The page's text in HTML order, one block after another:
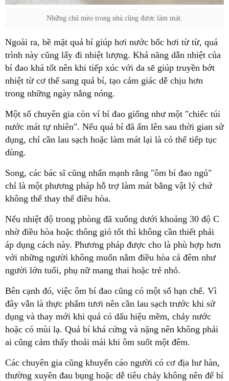
Những chú mèo trong nhà cũng được làm mát.
Ngoài ra, bề mặt quả bí giúp hơi nước bốc hơi từ từ, quá
trình này cũng lấy đi nhiệt lượng. Khả năng dẫn nhiệt của
bí đao khá tốt nên khi tiếp xúc với da sẽ giúp truyền bớt
nhiệt từ cơ thể sang quả bí, tạo cảm giác dễ chịu hơn
trong những ngày nắng nóng.
Một số chuyên gia còn ví bí đao giống như một "chiếc túi
nước mát tự nhiên". Nếu quả bí đã ấm lên sau thời gian sử
dụng, chỉ cần lau sạch hoặc làm mát lại là có thể tiếp tục
dùng.
Song, các bác sĩ cũng nhấn mạnh rằng "ôm bí đao ngủ"
chỉ là một phương pháp hỗ trợ làm mát bằng vật lý chứ
không thể thay thế điều hòa.
Nếu nhiệt độ trong phòng đã xuống dưới khoảng 30 độ C
nhờ điều hòa hoặc thông gió tốt thì không cần thiết phải
áp dụng cách này. Phương pháp được cho là phù hợp hơn
với những người không muốn nằm điều hòa cả đêm như
người lớn tuổi, phụ nữ mang thai hoặc trẻ nhỏ.
Bên cạnh đó, việc ôm bí đao cũng có một số hạn chế. Vì
đây vẫn là thực phẩm tươi nên cần lau sạch trước khi sử
dụng và thay mới khi quả có dấu hiệu mềm, chảy nước
hoặc có mùi lạ. Quả bí khá cứng và nặng nên không phải
ai cũng cảm thấy thoải mái khi ôm suốt một đêm.
Các chuyên gia cũng khuyến cáo người có cơ địa hư hàn,
thường xuyên đau bụng hoặc dễ tiêu chảy không nên để bí